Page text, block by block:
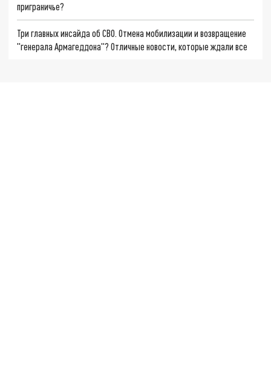
приграничье?
Три главных инсайда об СВО. Отмена мобилизации и возвращение
"генерала Армагеддона"? Отличные новости, которые ждали все